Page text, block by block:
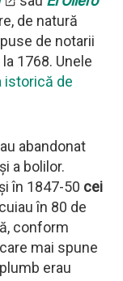
de natură
de notarii
1768. Unele
istorică de
abandonat
a bolilor.
în 1847-50 cei
în 80 de
conform
mai spune
erau